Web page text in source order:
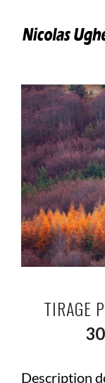
TIRAGE
Description